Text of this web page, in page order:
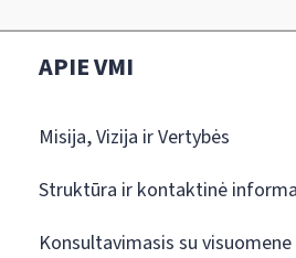
APIE VMI
Misija, Vizija ir Vertybės
Struktūra ir kontaktinė
Konsultavimasis su visuomene